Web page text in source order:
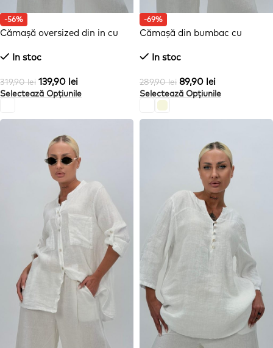
-56%
Cămașă oversized din in cu
In stoc
319,90lei 139,90 lei
Selectează Opțiunile
-69%
Cămașă din bumbac cu
In stoc
289,90lei 89,90 lei
Selectează Opțiunile